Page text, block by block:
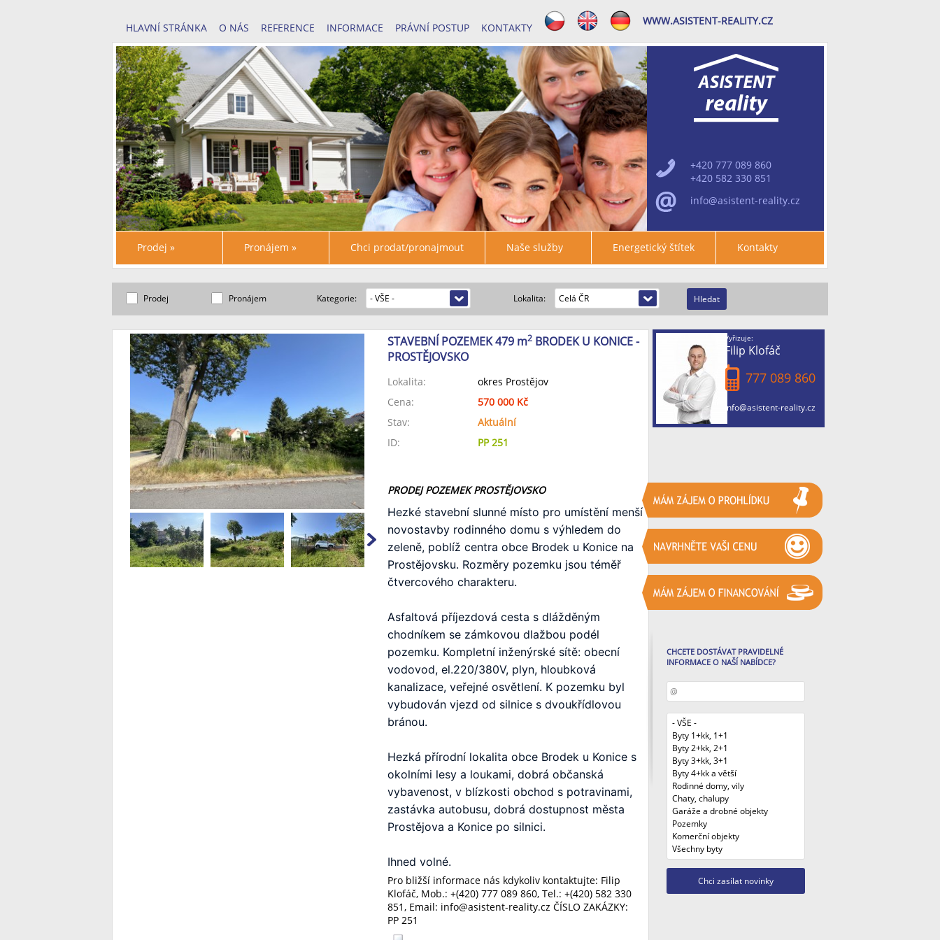
HLAVNÍ STRÁNKA O NÁS REFERENCE INFORMACE PRÁVNÍ POSTUP KONTAKTY
WWW.ASISTENT-REALITY.CZ
+420 777 089 860
+420 582 330 851
info@asistent-reality.cz
Prodej » Pronájem » Chci prodat/pronajmout Naše služby Energetický štítek Kontakty
Prodej Pronájem Kategorie: Lokalita:
STAVEBNÍ POZEMEK 479 m2 BRODEK U KONICE -
PROSTĚJOVSKO
Lokalita:
okres Prostějov
Cena:
570 000 Kč
Stav:
Aktuální
ID:
PP 251
PRODEJ POZEMEK PROSTĚJOVSKO
Hezké stavební slunné místo pro umístění menší
novostavby rodinného domu s výhledem do
zeleně, poblíž centra obce Brodek u Konice na
Prostějovsku. Rozměry pozemku jsou téměř
čtvercového charakteru.
Asfaltová příjezdová cesta s dlážděným
chodníkem se zámkovou dlažbou podél
pozemku. Kompletní inženýrské sítě: obecní
vodovod, el.220/380V, plyn, hloubková
kanalizace, veřejné osvětlení. K pozemku byl
vybudován vjezd od silnice s dvoukřídlovou
bránou.
Hezká přírodní lokalita obce Brodek u Konice s
okolními lesy a loukami, dobrá občanská
vybavenost, v blízkosti obchod s potravinami,
zastávka autobusu, dobrá dostupnost města
Prostějova a Konice po silnici.
Ihned volné.
Pro bližší informace nás kdykoliv kontaktujte: Filip
Klofáč, Mob.: +(420) 777 089 860, Tel.: +(420) 582 330
851, Email: info@asistent-reality.cz ČÍSLO ZAKÁZKY:
PP 251
Vyřizuje:
Filip Klofáč
777 089 860
info@asistent-reality.cz
CHCETE DOSTÁVAT PRAVIDELNÉ
INFORMACE O NAŠÍ NABÍDCE?